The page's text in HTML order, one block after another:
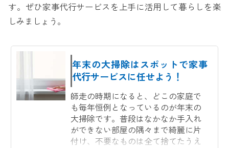
す。ぜひ家事代行サービスを上手に活用して暮らしを楽
しみましょう。
年末の大掃除はスポットで家事
代行サービスに任せよう！
師走の時期になると、どこの家庭で
も毎年恒例となっているのが年末の
大掃除です。普段はなかなか手入れ
ができない部屋の隅々まで綺麗に片
付け、不要なものは全て捨てたうえ